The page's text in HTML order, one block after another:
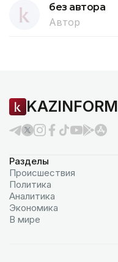
без автора
Автор
KAZINFORM
Разделы
Происшествия
Политика
Аналитика
Экономика
В мире